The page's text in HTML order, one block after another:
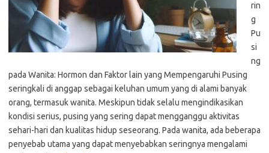
rin
g
Pu
si
ng
pada Wanita: Hormon dan Faktor lain yang Mempengaruhi Pusing
seringkali di anggap sebagai keluhan umum yang di alami banyak
orang, termasuk wanita. Meskipun tidak selalu mengindikasikan
kondisi serius, pusing yang sering dapat mengganggu aktivitas
sehari-hari dan kualitas hidup seseorang. Pada wanita, ada beberapa
penyebab utama yang dapat menyebabkan seringnya mengalami